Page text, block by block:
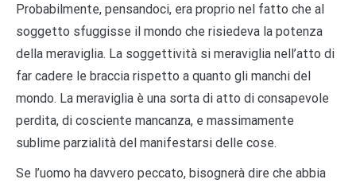
Probabilmente, pensandoci, era proprio nel fatto che al
soggetto sfuggisse il mondo che risiedeva la potenza
della meraviglia. La soggettività si meraviglia nell’atto di
far cadere le braccia rispetto a quanto gli manchi del
mondo. La meraviglia è una sorta di atto di consapevole
perdita, di cosciente mancanza, e massimamente
sublime parzialità del manifestarsi delle cose.
Se l’uomo ha davvero peccato, bisognerà dire che abbia